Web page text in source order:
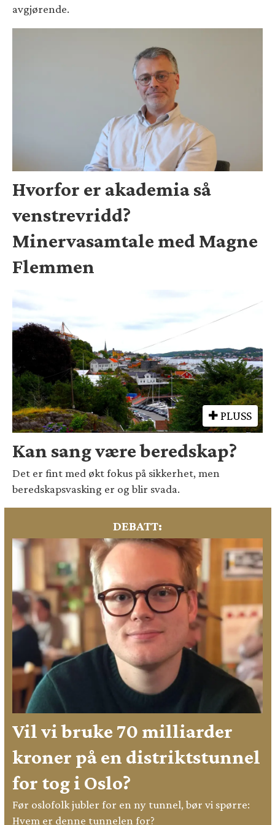
avgjørende.
Hvorfor er akademia så
venstrevridd?
Minervasamtale med Magne
Flemmen
PLUSS
Kan sang være beredskap?
Det er fint med økt fokus på sikkerhet, men
beredskapsvasking er og blir svada.
DEBATT:
Vil vi bruke 70 milliarder
kroner på en distriktstunnel
for tog i Oslo?
Før oslofolk jubler for en ny tunnel, bør vi spørre:
Hvem er denne tunnelen for?